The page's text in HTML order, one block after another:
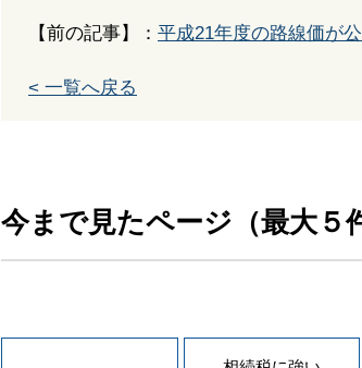
【前の記事】： 平成21年度の路線価が
< 一覧へ戻る
今まで見たページ（最大５